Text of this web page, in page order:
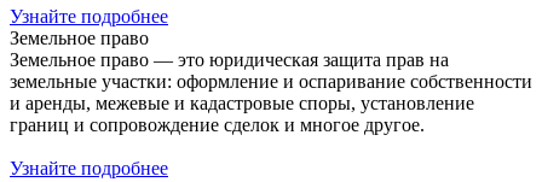
Узнайте подробнее
Земельное право
Земельное право — это юридическая защита прав на
земельные участки: оформление и оспаривание собственности
и аренды, межевые и кадастровые споры, установление
границ и сопровождение сделок и многое другое.
Узнайте подробнее